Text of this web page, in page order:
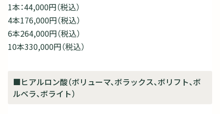
1本：44,000円（税込）
4本176,000円（税込）
6本264,000円（税込）
10本330,000円（税込）
■ヒアルロン酸（ボリューマ、ボラックス、ボリフト、ボ
ルベラ、ボライト）